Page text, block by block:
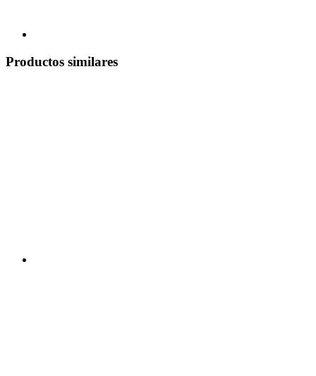
Productos similares